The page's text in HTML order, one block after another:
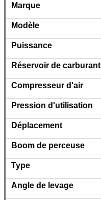
Marque
Modèle
Puissance
Réservoir de carburant
Compresseur d'air
Pression d'utilisation
Déplacement
Boom de perceuse
Type
Angle de levage